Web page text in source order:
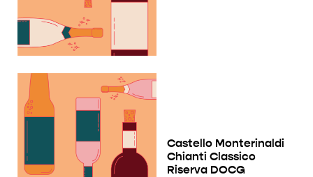
Castello Monterinaldi
Chianti Classico
Riserva DOCG